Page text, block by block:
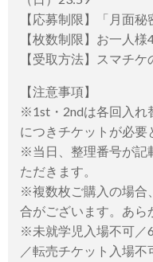
【応募制限】「月面
【枚数制限】お一人
【受取方法】スマチケ
【注意事項】
※1st・2ndは各回入れ
につきチケットが必要
※当日、整理番号が記
ただきます。
※複数枚ご購入の場合
合がございます。あら
※未就学児⼊場不可／
／転売チケット⼊場